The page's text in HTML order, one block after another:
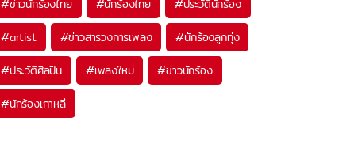
#ข่าวนักร้องไทย #นักร้องไทย #ประวัตินักร้อง
#artist #ข่าวสารวงการเพลง #นักร้องลูกทุ่ง
#ประวัติศิลปิน #เพลงใหม่ #ข่าวนักร้อง
#นักร้องเกาหลี